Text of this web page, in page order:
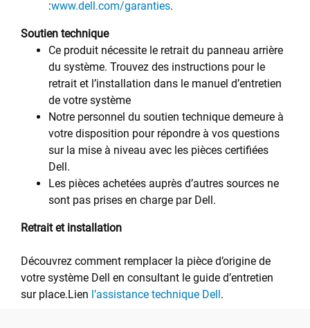
:www.dell.com/garanties.
Soutien technique
Ce produit nécessite le retrait du panneau arrière
du système. Trouvez des instructions pour le
retrait et l’installation dans le manuel d’entretien
de votre système
Notre personnel du soutien technique demeure à
votre disposition pour répondre à vos questions
sur la mise à niveau avec les pièces certifiées
Dell.
Les pièces achetées auprès d’autres sources ne
sont pas prises en charge par Dell.
Retrait et installation
Découvrez comment remplacer la pièce d’origine de
votre système Dell en consultant le guide d’entretien
sur place.Lien l’assistance technique Dell.